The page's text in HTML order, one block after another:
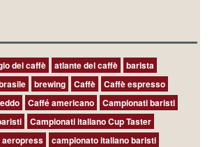
del caffè atlante del caffè
barista
brewing Caffè
Caffè espresso
Caffé americano
Campionati baristi
Campionati italiano Cup Taster
aeropress
campionato italiano baristi